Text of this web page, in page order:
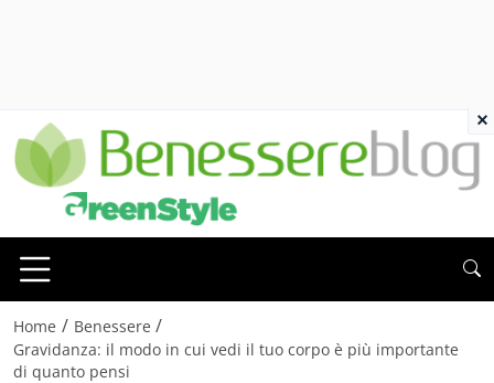
Home / Benessere /
Gravidanza: il modo in cui vedi il tuo corpo è più importante
di quanto pensi
×